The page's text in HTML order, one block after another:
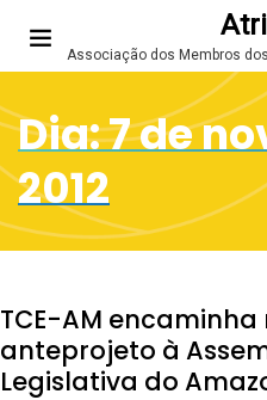
Associação dos Membros
Dia:7 de
2012
TCE-AM encaminha
anteprojeto à
Legislativa do